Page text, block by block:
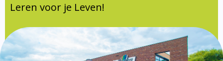
Formulieren
SIKO
Leren voor je Leven!